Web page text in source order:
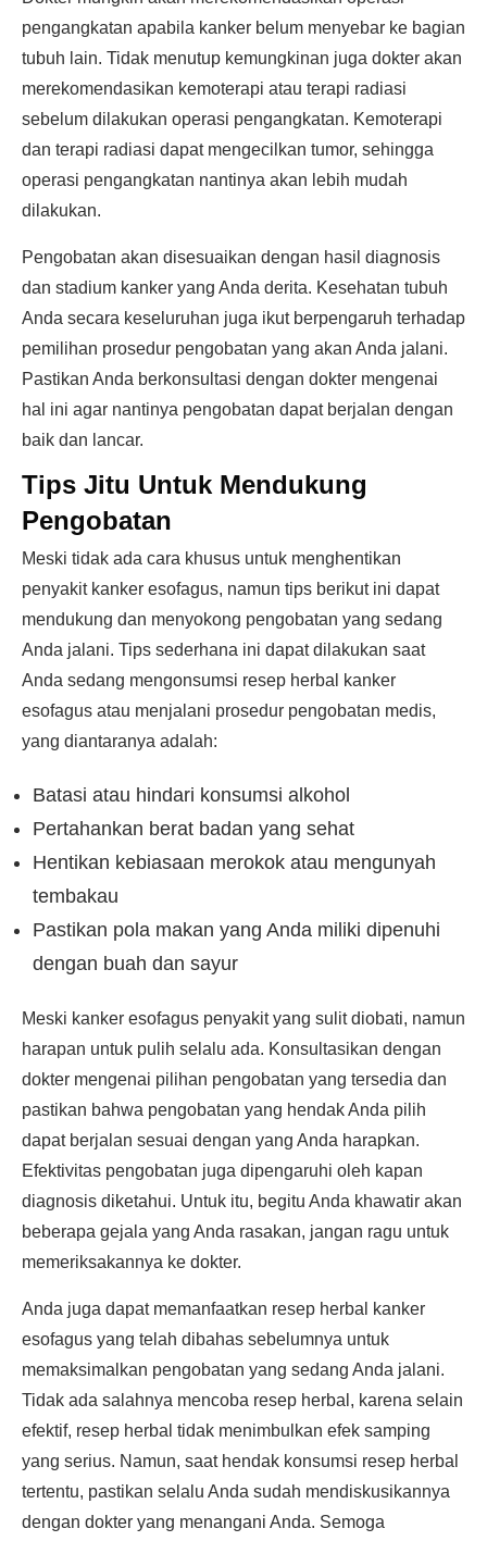
pengangkatan apabila kanker belum menyebar ke bagian
tubuh lain. Tidak menutup kemungkinan juga dokter akan
merekomendasikan kemoterapi atau terapi radiasi
sebelum dilakukan operasi pengangkatan. Kemoterapi
dan terapi radiasi dapat mengecilkan tumor, sehingga
operasi pengangkatan nantinya akan lebih mudah
dilakukan.
Pengobatan akan disesuaikan dengan hasil diagnosis
dan stadium kanker yang Anda derita. Kesehatan tubuh
Anda secara keseluruhan juga ikut berpengaruh terhadap
pemilihan prosedur pengobatan yang akan Anda jalani.
Pastikan Anda berkonsultasi dengan dokter mengenai
hal ini agar nantinya pengobatan dapat berjalan dengan
baik dan lancar.
Tips Jitu Untuk Mendukung
Pengobatan
Meski tidak ada cara khusus untuk menghentikan
penyakit kanker esofagus, namun tips berikut ini dapat
mendukung dan menyokong pengobatan yang sedang
Anda jalani. Tips sederhana ini dapat dilakukan saat
Anda sedang mengonsumsi resep herbal kanker
esofagus atau menjalani prosedur pengobatan medis,
yang diantaranya adalah:
Batasi atau hindari konsumsi alkohol
Pertahankan berat badan yang sehat
Hentikan kebiasaan merokok atau mengunyah
tembakau
Pastikan pola makan yang Anda miliki dipenuhi
dengan buah dan sayur
Meski kanker esofagus penyakit yang sulit diobati, namun
harapan untuk pulih selalu ada. Konsultasikan dengan
dokter mengenai pilihan pengobatan yang tersedia dan
pastikan bahwa pengobatan yang hendak Anda pilih
dapat berjalan sesuai dengan yang Anda harapkan.
Efektivitas pengobatan juga dipengaruhi oleh kapan
diagnosis diketahui. Untuk itu, begitu Anda khawatir akan
beberapa gejala yang Anda rasakan, jangan ragu untuk
memeriksakannya ke dokter.
Anda juga dapat memanfaatkan resep herbal kanker
esofagus yang telah dibahas sebelumnya untuk
memaksimalkan pengobatan yang sedang Anda jalani.
Tidak ada salahnya mencoba resep herbal, karena selain
efektif, resep herbal tidak menimbulkan efek samping
yang serius. Namun, saat hendak konsumsi resep herbal
tertentu, pastikan selalu Anda sudah mendiskusikannya
dengan dokter yang menangani Anda. Semoga